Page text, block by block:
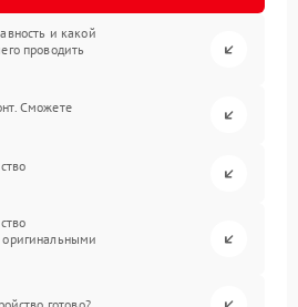
и какой
проводить
Сможете
оригинальными